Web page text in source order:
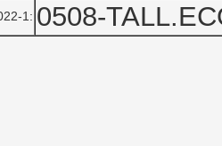
1: 0508-